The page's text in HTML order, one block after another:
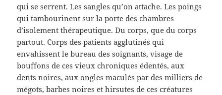
qui se serrent. Les sangles qu’on attache. Les poings
qui tambourinent sur la porte des chambres
d’isolement thérapeutique. Du corps, que du corps
partout. Corps des patients agglutinés qui
envahissent le bureau des soignants, visage de
bouffons de ces vieux chroniques édentés, aux
dents noires, aux ongles maculés par des milliers de
mégots, barbes noires et hirsutes de ces créatures